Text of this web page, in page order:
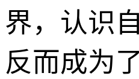
界，认识
反而成为